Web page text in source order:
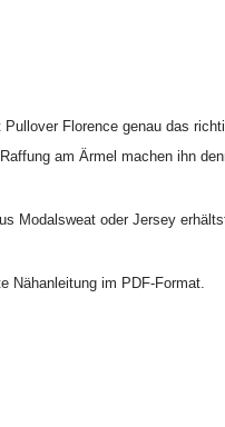
Florence genau das
am Ärmel machen ihn
Modalsweat oder Jersey
Nähanleitung im PDF-Format.